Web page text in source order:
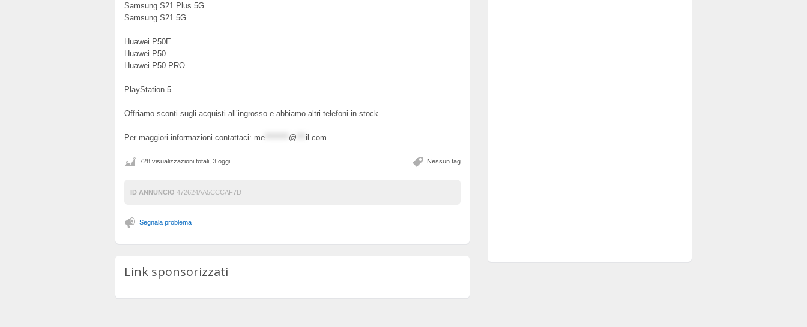
Samsung S21 Plus 5G
Samsung S21 5G
Huawei P50E
Huawei P50
Huawei P50 PRO
PlayStation 5
Offriamo sconti sugli acquisti all’ingrosso e abbiamo altri telefoni in stock.
Per maggiori informazioni contattaci: me @ il.com
Nessun tag
728 visualizzazioni totali, 3 oggi
ID ANNUNCIO 472624AA5CCCAF7D
Segnala problema
Link sponsorizzati